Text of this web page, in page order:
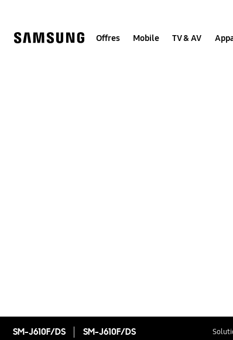
Offres Mobile TV & AV
SM-J610F/DS SM-J610F/DS